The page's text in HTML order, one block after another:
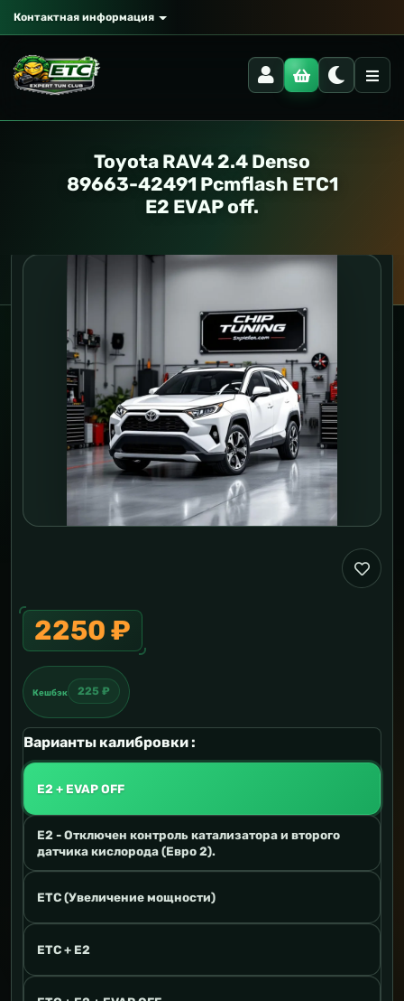
Контактная информация
Toyota RAV4 2.4 Denso
89663-42491 Pcmflash ETC1
E2 EVAP off.
2250 ₽
Кешбэк 225 ₽
Варианты калибровки :
E2 + EVAP OFF
E2 - Отключен контроль катализатора и второго
датчика кислорода (Евро 2).
ETC (Увеличение мощности)
ETC + E2